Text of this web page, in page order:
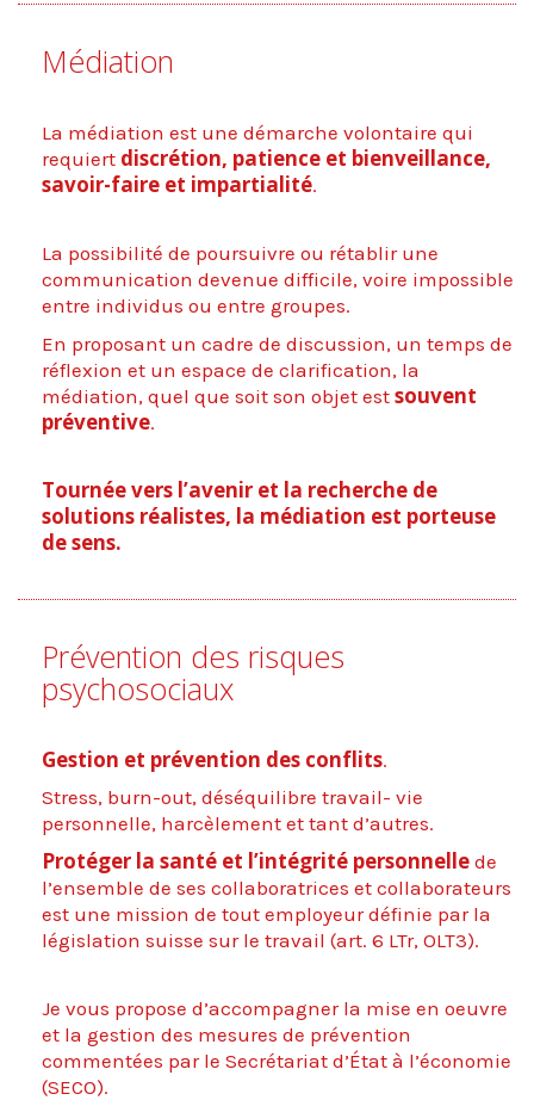
Médiation
La médiation est une démarche volontaire qui
requiert discrétion, patience et bienveillance,
savoir-faire et impartialité.
La possibilité de poursuivre ou rétablir une
communication devenue difficile, voire impossible
entre individus ou entre groupes.
En proposant un cadre de discussion, un temps de
réflexion et un espace de clarification, la
médiation, quel que soit son objet est souvent
préventive.
Tournée vers l’avenir et la recherche de
solutions réalistes, la médiation est porteuse
de sens.
Prévention des risques
psychosociaux
Gestion et prévention des conflits.
Stress, burn-out, déséquilibre travail- vie
personnelle, harcèlement et tant d’autres.
Protéger la santé et l’intégrité personnelle de
l’ensemble de ses collaboratrices et collaborateurs
est une mission de tout employeur définie par la
législation suisse sur le travail (art. 6 LTr, OLT3).
Je vous propose d’accompagner la mise en oeuvre
et la gestion des mesures de prévention
commentées par le Secrétariat d’État à l’économie
(SECO).